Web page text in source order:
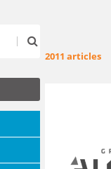
2011 articles